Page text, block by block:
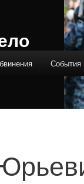
События